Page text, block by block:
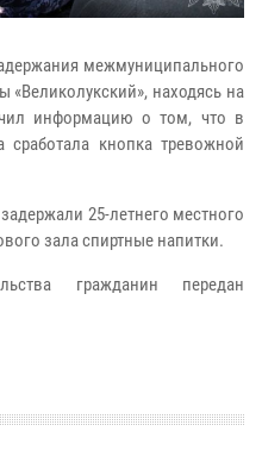
межмуниципального
находясь на
информацию о том, что в
сработала кнопка тревожной
25-летнего местного
зала спиртные напитки.
гражданин передан